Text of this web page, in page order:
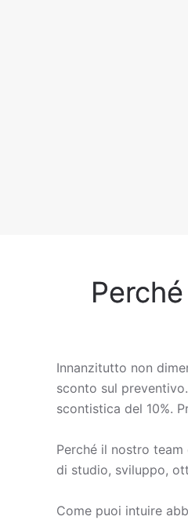
Innanzitutto non
sconto sul
scontistica del 10%.
Perché il nostro
di studio, sviluppo,
Come puoi intuire